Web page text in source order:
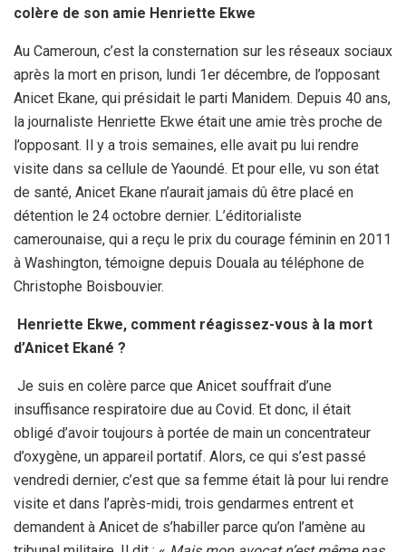
colère de son amie Henriette Ekwe
Au Cameroun, c’est la consternation sur les réseaux sociaux
après la mort en prison, lundi 1er décembre, de l’opposant
Anicet Ekane, qui présidait le parti Manidem. Depuis 40 ans,
la journaliste Henriette Ekwe était une amie très proche de
l’opposant. Il y a trois semaines, elle avait pu lui rendre
visite dans sa cellule de Yaoundé. Et pour elle, vu son état
de santé, Anicet Ekane n’aurait jamais dû être placé en
détention le 24 octobre dernier. L’éditorialiste
camerounaise, qui a reçu le prix du courage féminin en 2011
à Washington, témoigne depuis Douala au téléphone de
Christophe Boisbouvier.
Henriette Ekwe, comment réagissez-vous à la mort
d’Anicet Ekané ?
Je suis en colère parce que Anicet souffrait d’une
insuffisance respiratoire due au Covid. Et donc, il était
obligé d’avoir toujours à portée de main un concentrateur
d’oxygène, un appareil portatif. Alors, ce qui s’est passé
vendredi dernier, c’est que sa femme était là pour lui rendre
visite et dans l’après-midi, trois gendarmes entrent et
demandent à Anicet de s’habiller parce qu’on l’amène au